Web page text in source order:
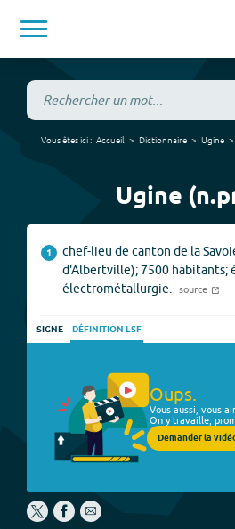
Vous êtes ici : Accueil Dictionnaire Ugine
Ugine
1
chef-lieu de canton de la
d'Albertville); 7500 habitants;
électrométallurgie.
source
SIGNE DÉFINITION LSF
Oups.
Vous aussi, vous
On y travaille,
Demander la